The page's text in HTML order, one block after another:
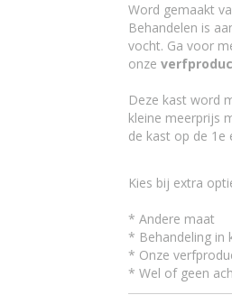
Word gemaakt
Behandelen is
vocht. Ga voor
onze
Deze kast word
kleine meerprijs
de kast op de
Kies bij extra
* Andere maat
* Behandeling in
* Onze
* Wel of geen